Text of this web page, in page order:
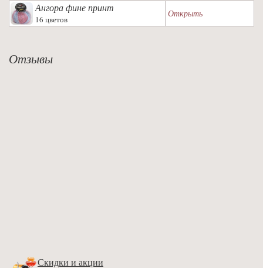
Ангора фине принт
16 цветов
Открыть
Отзывы
Скидки и акции